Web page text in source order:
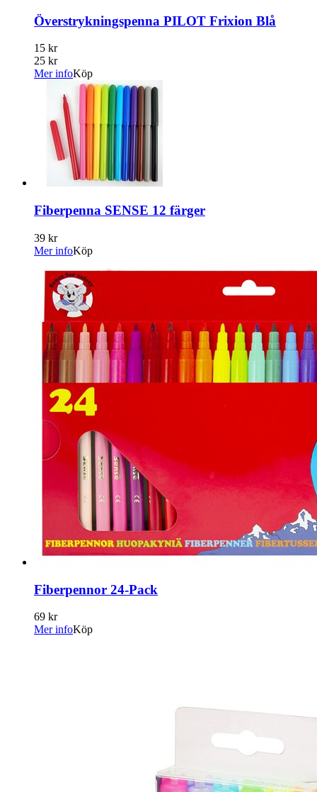
Överstrykningspenna PILOT Frixion Blå
15 kr
25 kr
Mer infoKöp
Fiberpenna SENSE 12 färger
39 kr
Mer infoKöp
Fiberpennor 24-Pack
69 kr
Mer infoKöp